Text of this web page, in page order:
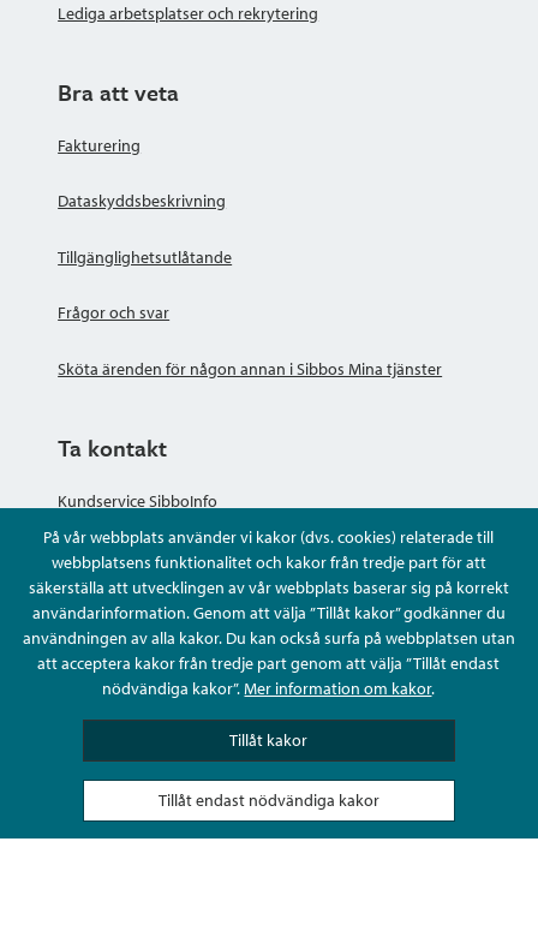
På vår webbplats använder vi kakor (dvs. cookies) relaterade till
webbplatsens funktionalitet och kakor från tredje part för att
säkerställa att utvecklingen av vår webbplats baserar sig på korrekt
användarinformation. Genom att välja ”Tillåt kakor” godkänner du
användningen av alla kakor. Du kan också surfa på webbplatsen utan
att acceptera kakor från tredje part genom att välja ”Tillåt endast
nödvändiga kakor”.Mer information om kakor.
Tillåt kakor
Tillåt endast nödvändiga kakor
Lediga arbetsplatser och rekrytering
Bra att veta
Fakturering
Dataskyddsbeskrivning
Tillgänglighetsutlåtande
Frågor och svar
Sköta ärenden för någon annan i Sibbos Mina tjänster
Ta kontakt
Kundservice SibboInfo
Ge anonym respons
Ställ en fråga eller sköta ditt ärende
Kontaktuppgifter